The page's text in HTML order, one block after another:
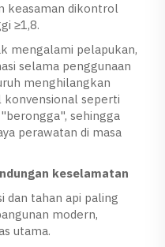
keasaman dikontrol
≥1,8.
mengalami pelapukan,
selama penggunaan
menghilangkan
seperti
sehingga
perawatan di masa
keselamatan
dan tahan api paling
modern,
utama.